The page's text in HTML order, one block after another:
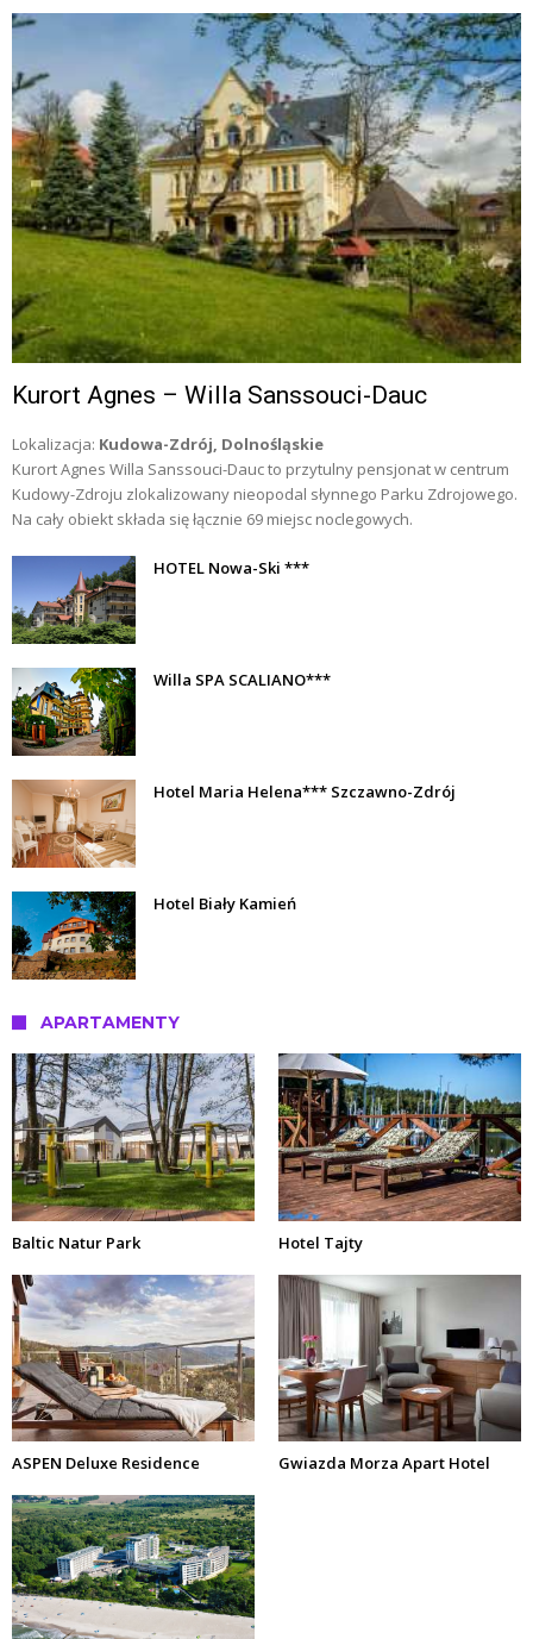
Kurort Agnes – Willa Sanssouci-Dauc
Lokalizacja: Kudowa-Zdrój, Dolnośląskie
Kurort Agnes Willa Sanssouci-Dauc to przytulny pensjonat w centrum
Kudowy-Zdroju zlokalizowany nieopodal słynnego Parku Zdrojowego.
Na cały obiekt składa się łącznie 69 miejsc noclegowych.
HOTEL Nowa-Ski ***
Willa SPA SCALIANO***
Hotel Maria Helena*** Szczawno-Zdrój
Hotel Biały Kamień
APARTAMENTY
Baltic Natur Park Hotel Tajty
ASPEN Deluxe Residence Gwiazda Morza Apart Hotel